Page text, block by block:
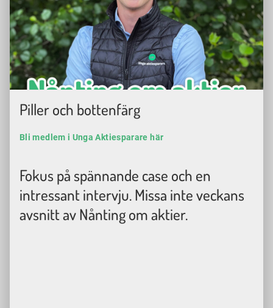
Piller och bottenfärg
Bli medlem i Unga Aktiesparare här
Fokus på spännande case och en
intressant intervju. Missa inte veckans
avsnitt av Nånting om aktier.